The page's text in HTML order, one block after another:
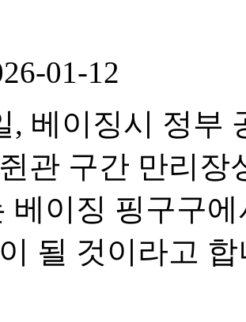
01-12
, 베이징시 정부
관 구간 만리장
베이징 핑구구
될 것이라고